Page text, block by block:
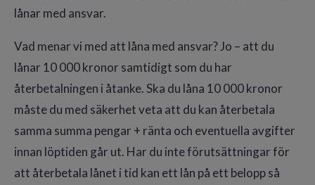
lånar med ansvar.
Vad menar vi med att låna med ansvar? Jo – att du
lånar 10 000 kronor samtidigt som du har
återbetalningen i åtanke. Ska du låna 10 000 kronor
måste du med säkerhet veta att du kan återbetala
samma summa pengar + ränta och eventuella avgifter
innan löptiden går ut. Har du inte förutsättningar för
att återbetala lånet i tid kan ett lån på ett belopp så